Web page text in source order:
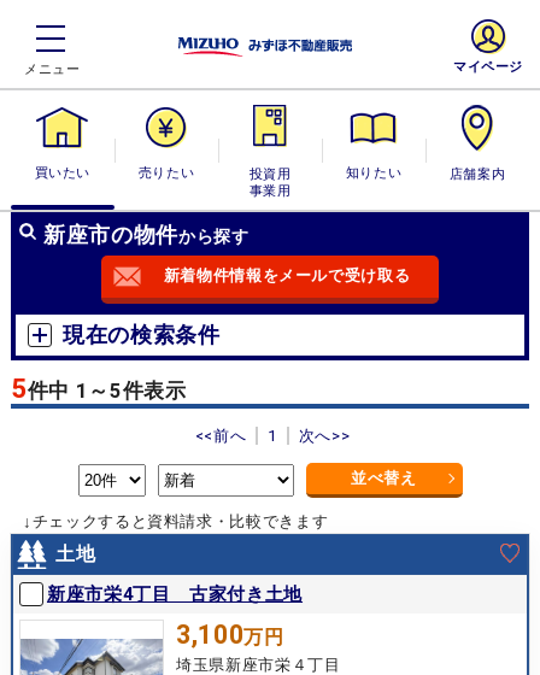
買いたい 売りたい
投資用・事業
用
知りたい 店舗案内
マイページ
新座市の物件から探す
新着物件情報をメールで受け取る
現在の検索条件
5件中 1～5件表示
<<前へ 1 次へ>>
並べ替え
↓チェックすると資料請求・比較できます
土地
新座市栄4丁目 古家付き土地
3,100万円
埼玉県新座市栄４丁目